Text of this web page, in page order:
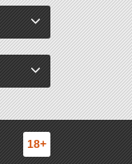
18+